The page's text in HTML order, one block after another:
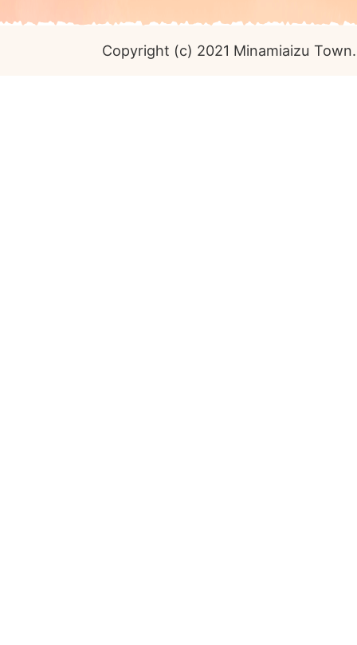
Copyright (c) 2021 Minamiaizu